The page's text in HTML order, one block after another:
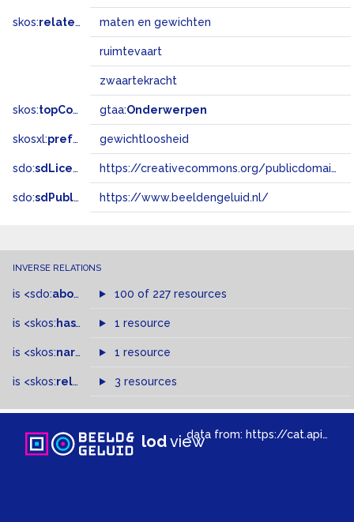
skos:related maten en gewichten
ruimtevaart
zwaartekracht
skos:topConceptOf gtaa:Onderwerpen
skosxl:prefLabel gewichtloosheid
sdo:sdLicense https://creativecommons.org/publicdomain/zero/1.0/
sdo:sdPublisher https://www.beeldengeluid.nl/
INVERSE RELATIONS
is <sdo:about of 100 of 227 resources
is <skos: hasTopConcept >of
1 resource
is <skos:narrowMatch >of
1 resource
is <skos:related > of3 resources
lodviewdata from: https://cat.apis.beeldengeluid.nl/sparql